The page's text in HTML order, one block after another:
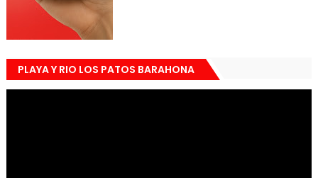
PLAYA Y RIO LOS PATOS BARAHONA